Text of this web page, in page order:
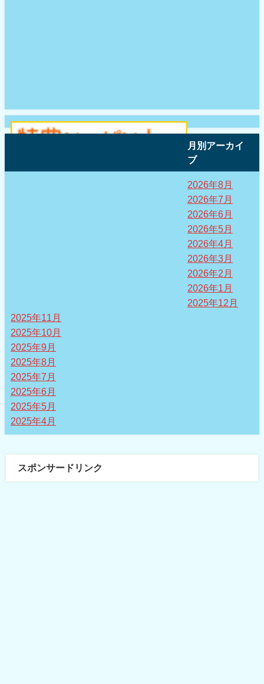
月別アーカイ
ブ
2026年8月
2026年7月
2026年6月
2026年5月
2026年4月
2026年3月
2026年2月
2026年1月
2025年12月
2025年11月
2025年10月
2025年9月
2025年8月
2025年7月
2025年6月
2025年5月
2025年4月
スポンサードリンク